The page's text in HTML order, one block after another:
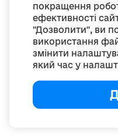
покращення
ефективності
"Дозволити", ви
використання
змінити
який час у